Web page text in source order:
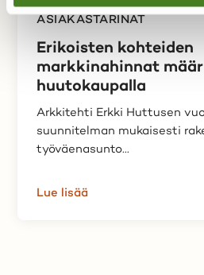
ASIAKASTARINAT
Erikoisten kohteiden
markkinahinnat
huutokaupalla
Arkkitehti Erkki Huttusen
suunnitelman mukaisesti
työväenasunto...
Lue lisää